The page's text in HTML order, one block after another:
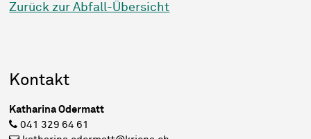
Zurück zur Abfall-Übersicht
Sidebar
Kontakt
Katharina Odermatt
041 329 64 61